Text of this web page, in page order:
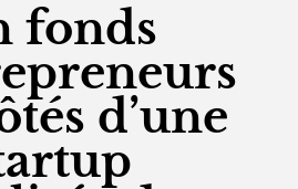
fonds
d’une